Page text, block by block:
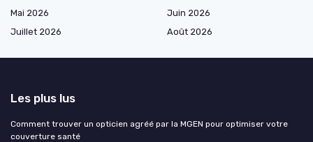
Mai 2026
Juin 2026
Juillet 2026
Août 2026
Les plus lus
Comment trouver un opticien agréé par la MGEN pour optimiser votre
couverture santé